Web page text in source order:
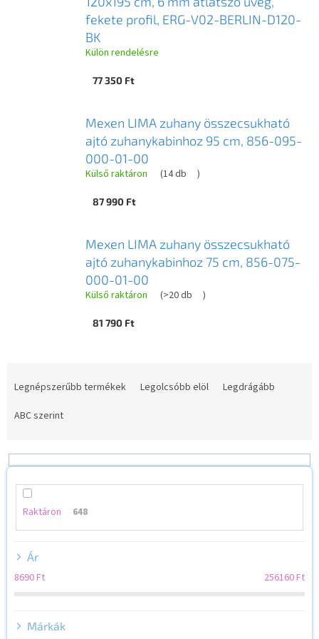
fekete profil, ERG-V02-BERLIN-D120-
BK
Külön rendelésre
77 350 Ft
Mexen LIMA zuhany összecsukható
ajtó zuhanykabinhoz 95 cm, 856-095-
000-01-00
Külső raktáron (14 db )
87 990 Ft
Mexen LIMA zuhany összecsukható
ajtó zuhanykabinhoz 75 cm, 856-075-
000-01-00
Külső raktáron (>20 db )
81 790 Ft
m
e
Legnépszerűbb termékek Legolcsóbb elöl
Legdrágább
ABC szerint
Raktáron 648
Ár
8690Ft 256160Ft
Márkák